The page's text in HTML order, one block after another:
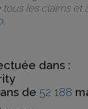
tous les claims et
.
dans :
de 52 188